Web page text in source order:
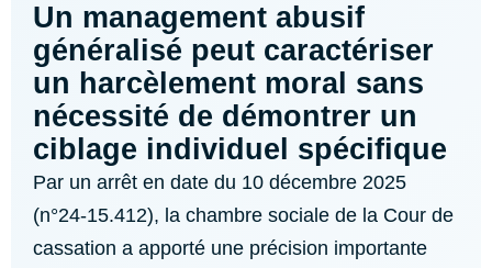
Un management abusif
généralisé peut caractériser
un harcèlement moral sans
nécessité de démontrer un
ciblage individuel spécifique
Par un arrêt en date du 10 décembre 2025
(n°24-15.412), la chambre sociale de la Cour de
cassation a apporté une précision importante